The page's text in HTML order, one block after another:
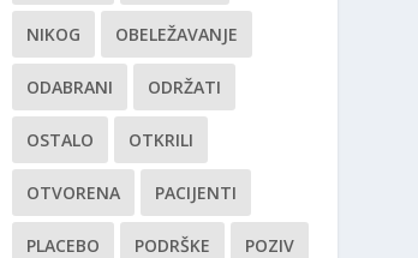
NIKOG OBELEŽAVANJE
ODABRANI ODRŽATI
OSTALO OTKRILI
OTVORENA PACIJENTI
PLACEBO PODRŠKE POZIV